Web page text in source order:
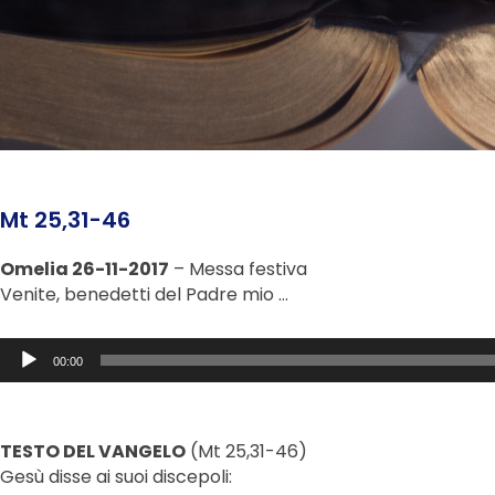
Mt 25,31-46
Omelia 26-11-2017 – Messa festiva
Venite, benedetti del Padre mio …
Audio
Player
00:00
TESTO DEL VANGELO (Mt 25,31-46)
Gesù disse ai suoi discepoli: